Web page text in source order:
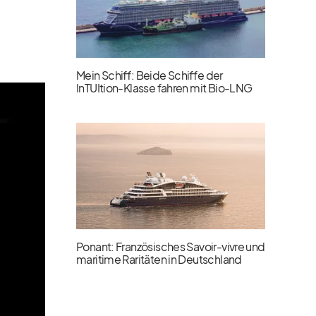
Mein Schiff: Beide Schiffe der
InTUItion-Klasse fahren mit Bio-LNG
Ponant: Französisches Savoir-vivre und
maritime Raritäten in Deutschland